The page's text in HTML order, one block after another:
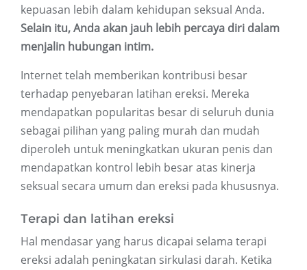
kepuasan lebih dalam kehidupan seksual Anda.
Selain itu, Anda akan jauh lebih percaya diri dalam
menjalin hubungan intim.
Internet telah memberikan kontribusi besar
terhadap penyebaran latihan ereksi. Mereka
mendapatkan popularitas besar di seluruh dunia
sebagai pilihan yang paling murah dan mudah
diperoleh untuk meningkatkan ukuran penis dan
mendapatkan kontrol lebih besar atas kinerja
seksual secara umum dan ereksi pada khususnya.
Terapi dan latihan ereksi
Hal mendasar yang harus dicapai selama terapi
ereksi adalah peningkatan sirkulasi darah. Ketika